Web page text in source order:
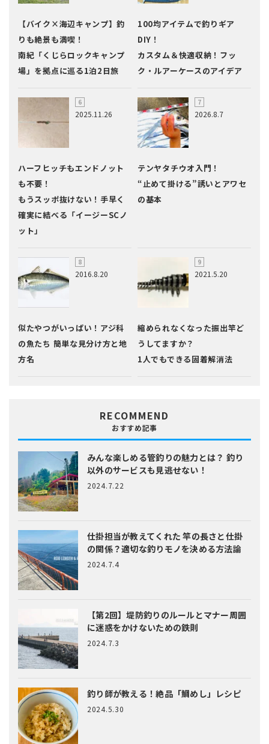
【バイク×海辺キャンプ】釣
りも絶景も満喫！
南紀「くじらロックキャンプ
場」を拠点に巡る1泊2日旅
100均アイテムで釣りギア
DIY！
カスタム＆快適収納！フッ
ク・ルアーケースのアイデア
2025.11.26
ハーフヒッチもエンドノット
も不要！
もうスッポ抜けない！手早く
確実に結べる「イージーSCノ
ット」
2026.8.7
テンヤタチウオ入門！
“止めて掛ける”誘いとアワセ
の基本
2016.8.20
似たやつがいっぱい！アジ科
の魚たち 簡単な見分け方と地
方名
2021.5.20
縮められなくなった振出竿ど
うしてますか？
1人でもできる固着解消法
RECOMMEND
おすすめ記事
みんな楽しめる管釣りの魅力とは？ 釣り
以外のサービスも見逃せない！
2024.7.22
仕掛担当が教えてくれた竿の長さと仕掛
の関係？適切な釣りモノを決める方法論
2024.7.4
【第2回】堤防釣りのルールとマナー周囲
に迷惑をかけないための鉄則
2024.7.3
釣り師が教える！絶品「鯛めし」レシピ
2024.5.30